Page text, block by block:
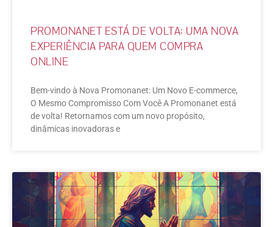
PROMONANET ESTÁ DE VOLTA: UMA NOVA
EXPERIÊNCIA PARA QUEM COMPRA
ONLINE
Bem-vindo à Nova Promonanet: Um Novo E-commerce,
O Mesmo Compromisso Com Você A Promonanet está
de volta! Retornamos com um novo propósito,
dinâmicas inovadoras e